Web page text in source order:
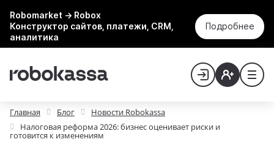
Robomarket → Robox
Конструктор сайтов, платежи, CRM,
аналитика
Подробнее
Главная Блог
Новости Robokassa
Налоговая реформа 2026: бизнес оценивает риски и
готовится к изменениям